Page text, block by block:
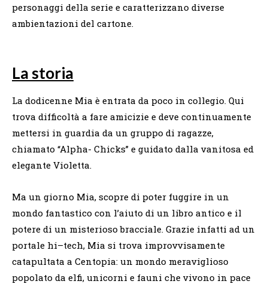
personaggi della serie e caratterizzano diverse
ambientazioni del cartone.
La storia
La dodicenne Mia è entrata da poco in collegio. Qui
trova difficoltà a fare amicizie e deve continuamente
mettersi in guardia da un gruppo di ragazze,
chiamato “Alpha- Chicks” e guidato dalla vanitosa ed
elegante Violetta.
Ma un giorno Mia, scopre di poter fuggire in un
mondo fantastico con l’aiuto di un libro antico e il
potere di un misterioso bracciale. Grazie infatti ad un
portale hi–tech, Mia si trova improvvisamente
catapultata a Centopia: un mondo meraviglioso
popolato da elfi, unicorni e fauni che vivono in pace